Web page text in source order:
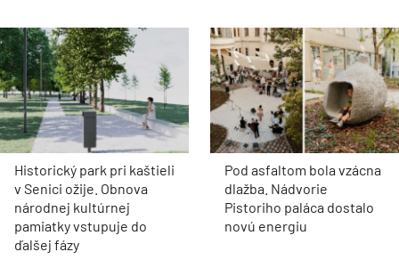
Historický park pri kaštieli
v Senici ožije. Obnova
národnej kultúrnej
pamiatky vstupuje do
ďalšej fázy
Pod asfaltom bola vzácna
dlažba. Nádvorie
Pistoriho paláca dostalo
novú energiu